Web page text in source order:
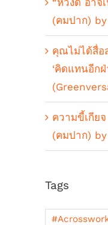
“หวังดี อาจ
(คมปาก)
คุณไม่ได้สื่อ
‘คิดแทนอีก
ความขี้เกีย
(คมปาก)
Tags